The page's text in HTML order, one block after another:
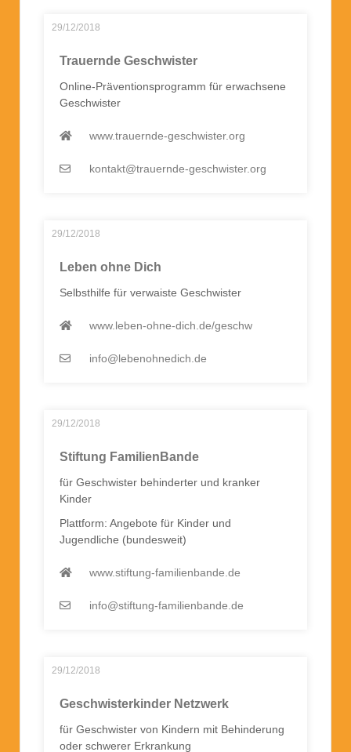
29/12/2018
Trauernde Geschwister
Online-Präventionsprogramm für erwachsene
Geschwister
www.trauernde-geschwister.org
kontakt@trauernde-geschwister.org
29/12/2018
Leben ohne Dich
Selbsthilfe für verwaiste Geschwister
www.leben-ohne-dich.de/geschw
info@lebenohnedich.de
29/12/2018
Stiftung FamilienBande
für Geschwister behinderter und kranker
Kinder
Plattform: Angebote für Kinder und
Jugendliche (bundesweit)
www.stiftung-familienbande.de
info@stiftung-familienbande.de
29/12/2018
Geschwisterkinder Netzwerk
für Geschwister von Kindern mit Behinderung
oder schwerer Erkrankung